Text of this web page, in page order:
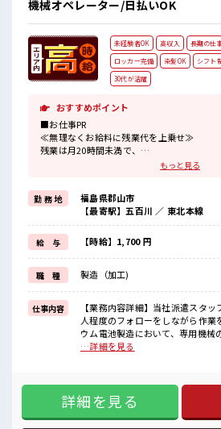
機械オペレーター/日払いOK
未経験者OK 高収入 長期の仕
ロッカー完備
染髪OK シフト
30代が活躍
おすすめポイント
■お仕事PR
≪無理なくお給料に残業代を上乗せ≫
残業は月20時間未満で、
明るすぎたり奇抜でなければ基本的に自由！
(規定有)≪動きやすい制服アリ≫
制服があるので、
毎日の服装の悩み解消♪
≪初めての仕事だけど自分にもできそう≫
新しいことにチャレンジするのは不安だけど
しっかり働く環境が整っています！
イチからスキルUP・ステップUP目指してい
≪収入アップを目指せる≫
高時給だらけの派遣のお仕事です！
■職場の雰囲気
キバツ過ぎなければ髪色・髪型は自由！
休憩室で楽しくおしゃべり！
ストレス解消☆
もっと見る
勤 務 地
福島県郡山市
【最寄駅】五百川 ／ 東北本線
給 与 【時給】1,700 円
職 種 製造（加工)
仕事内容
【業務内容詳細】当社派遣スタ
人程度のフォローをしながら作業
ウム電池製造において、専用機械
部品供給、製品の目視検査に加え
は月20時間未満で、 ほどよく稼
自由な雰囲気の職場≫ 明るすぎた
自由！ (規定有)≪動きやすい制服
日の服装の悩み解消♪ ≪初めての
…詳細を見る
詳細を見る